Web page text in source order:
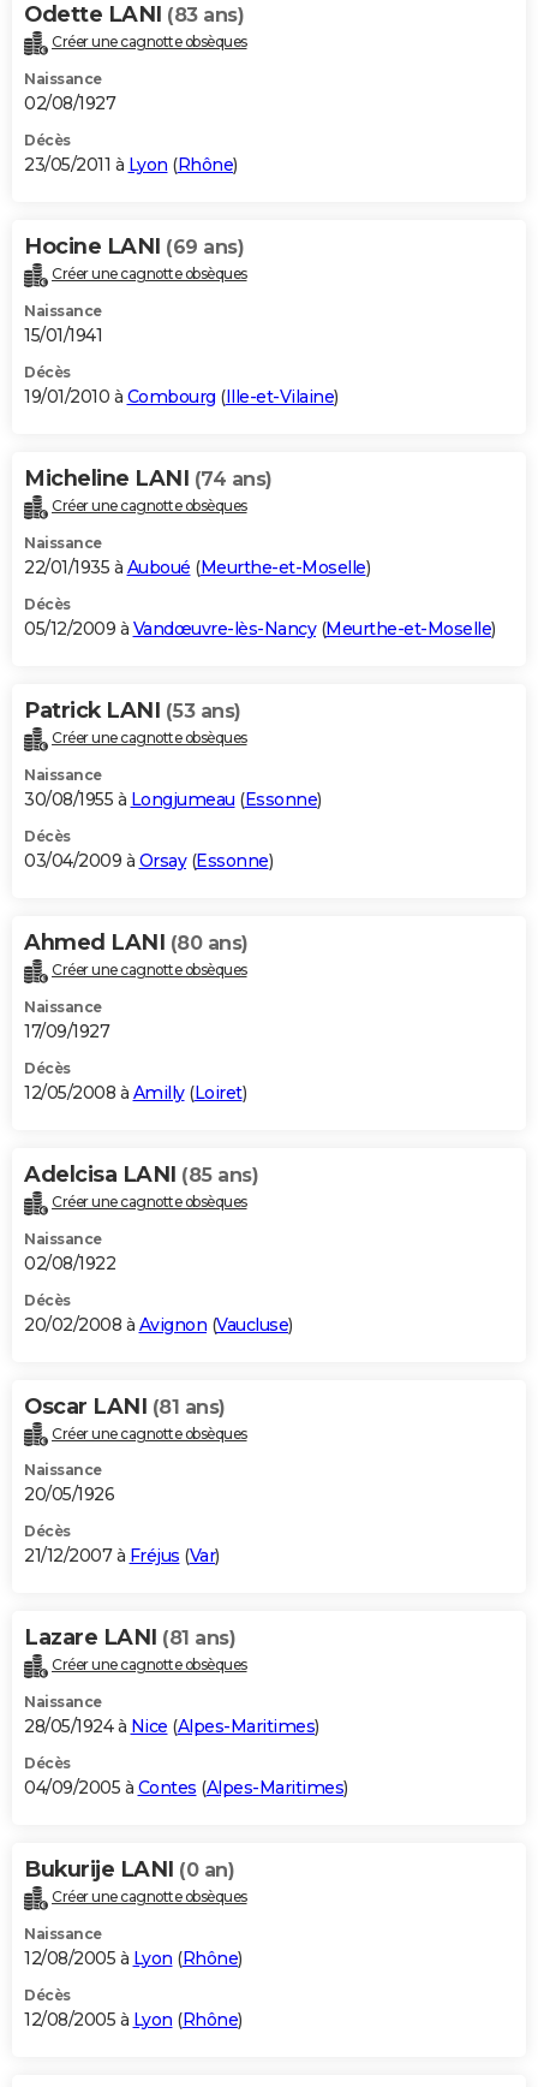
Odette LANI (83 ans)
Créer une cagnotte obsèques
Naissance
02/08/1927
Décès
23/05/2011 à Lyon (Rhône)
Hocine LANI (69 ans)
Créer une cagnotte obsèques
Naissance
15/01/1941
Décès
19/01/2010 à Combourg (Ille-et-Vilaine)
Micheline LANI (74 ans)
Créer une cagnotte obsèques
Naissance
22/01/1935 à Auboué (Meurthe-et-Moselle)
Décès
05/12/2009 à Vandœuvre-lès-Nancy(Meurthe-et-Moselle)
Patrick LANI (53 ans)
Créer une cagnotte obsèques
Naissance
30/08/1955 à Longjumeau (Essonne)
Décès
03/04/2009 à Orsay(Essonne)
Ahmed LANI (80 ans)
Créer une cagnotte obsèques
Naissance
17/09/1927
Décès
12/05/2008 à Amilly(Loiret)
Adelcisa LANI (85 ans)
Créer une cagnotte obsèques
Naissance
02/08/1922
Décès
20/02/2008 à Avignon (Vaucluse)
Oscar LANI (81 ans)
Créer une cagnotte obsèques
Naissance
20/05/1926
Décès
21/12/2007 à Fréjus (Var)
Lazare LANI (81 ans)
Créer une cagnotte obsèques
Naissance
28/05/1924 à Nice (Alpes-Maritimes)
Décès
04/09/2005 à Contes (Alpes-Maritimes)
Bukurije LANI (0 an)
Créer une cagnotte obsèques
Naissance
12/08/2005 à Lyon (Rhône)
Décès
12/08/2005 à Lyon (Rhône)